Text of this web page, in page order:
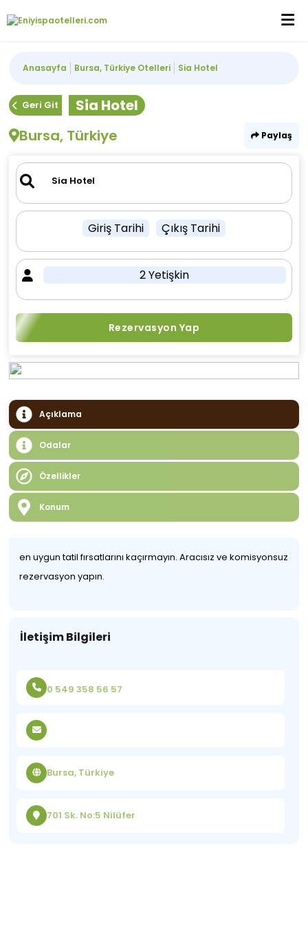
Anasayfa Bursa, Türkiye Otelleri Sia Hotel
Geri Git
Sia Hotel
Bursa, Türkiye
Paylaş
Giriş Tarihi Çıkış Tarihi
2 Yetişkin
Rezervasyon Yap
Açıklama
Odalar
Özellikler
Konum
en uygun tatil fırsatlarını kaçırmayın. Aracısız ve komisyonsuz
rezervasyon yapın.
İletişim Bilgileri
0 549 358 56 57
Bursa, Türkiye
701 Sk. No:5 Nilüfer